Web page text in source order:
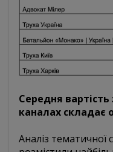
Середня вартість
каналах складає
Аналіз тематичної